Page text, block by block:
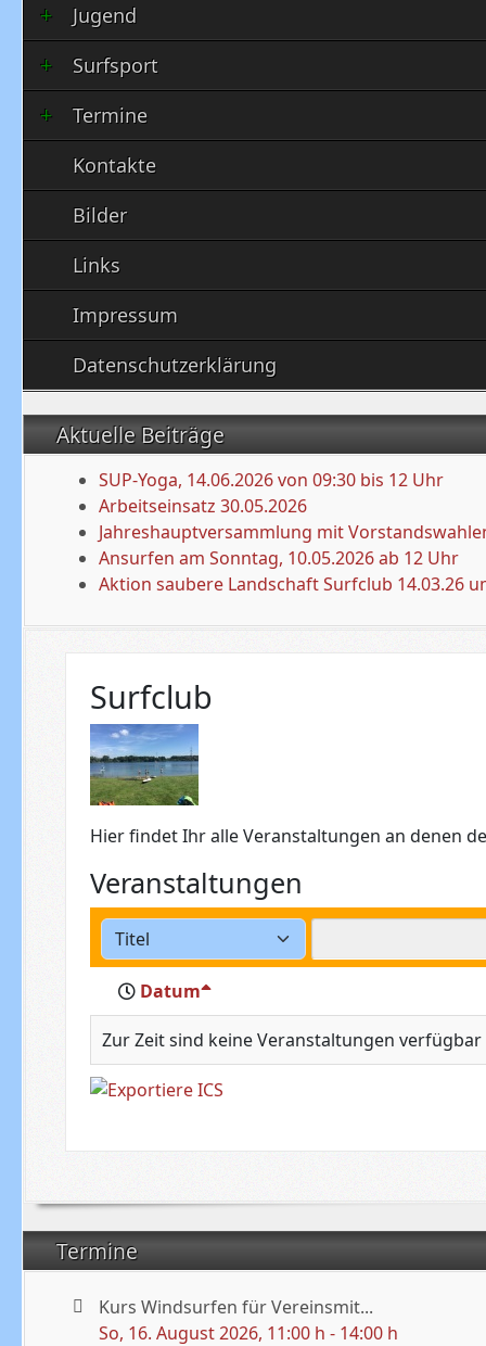
Jugend
Surfsport
Termine
Kontakte
Bilder
Links
Impressum
Datenschutzerklärung
Aktuelle Beiträge
SUP-Yoga, 14.06.2026 von 09:30 bis 12 Uhr
Arbeitseinsatz 30.05.2026
Jahreshauptversammlung mit
Ansurfen am Sonntag, 10.05.2026 ab 12 Uhr
Aktion saubere Landschaft Surfclub 14.03.26
Termine
Kurs Windsurfen für Vereinsmit...
So, 16. August 2026, 11:00 h - 14:00 h
Surfclub
Hier findet Ihr alle Veranstaltungen an denen
Veranstaltungen
Datum
Zur Zeit sind keine Veranstaltungen verfügbar